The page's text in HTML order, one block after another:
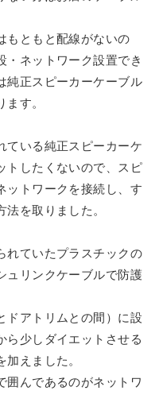
もともと配線がないの
・ネットワーク設置でき
純正スピーカーケーブル
す。
ている純正スピーカーケ
トしたくないので、スピ
ットワークを接続し、す
を取りました。
れていたプラスチックの
ュリンクケーブルで防護
ドアトリムとの間）に設
ら少しダイエットさせる
えました。
囲んであるのがネットワ